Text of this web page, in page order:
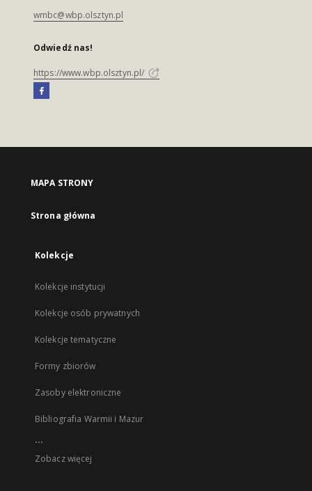
wmbc@wbp.olsztyn.pl
Odwiedź nas!
https://www.wbp.olsztyn.pl/
MAPA STRONY
Strona główna
Kolekcje
Kolekcje instytucji
Kolekcje osób prywatnych
Kolekcje tematyczne
Formy zbiorów
Zasoby elektroniczne
Bibliografia Warmii i Mazur
...
Zobacz więcej